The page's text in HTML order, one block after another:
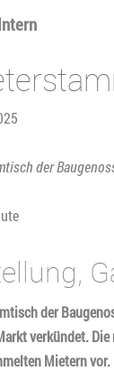
der
der
verkündet. Die
Mietern vor.